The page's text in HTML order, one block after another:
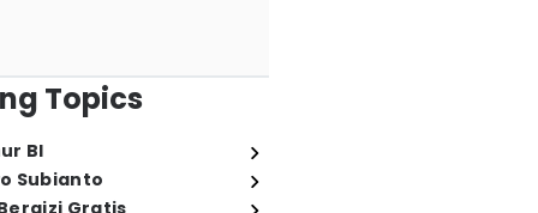
Topics
BI
Subianto
Gratis